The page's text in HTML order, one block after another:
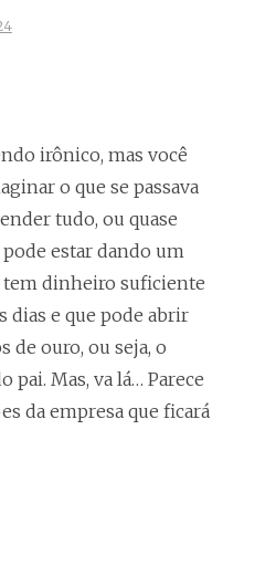
irônico, mas você
o que se passava
tudo, ou quase
estar dando um
tem dinheiro suficiente
dias e que pode abrir
de ouro, ou seja, o
pai. Mas, va lá… Parece
da empresa que ficará